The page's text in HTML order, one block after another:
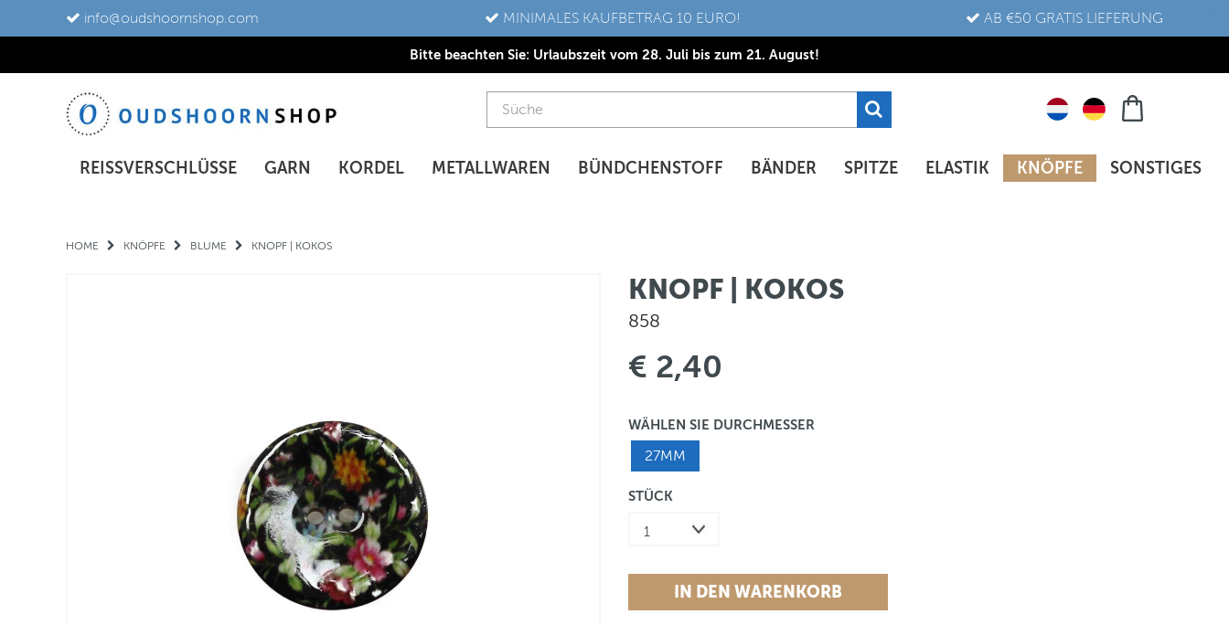
info@oudshoornshop.com MINIMALES KAUFBETRAG 10 EURO! AB €50 GRATIS LIEFERUNG
Bitte beachten Sie: Urlaubszeit vom 28. Juli bis zum 21. August!
REISSVERSCHLÜSSE GARN KORDEL METALLWAREN BÜNDCHENSTOFF BÄNDER SPITZE ELASTIK KNÖPFE SONSTIGES
HOME KNÖPFE BLUME KNOPF | KOKOS
KNOPF | KOKOS
858
€ 2,40
WÄHLEN SIE DURCHMESSER
27MM
STÜCK